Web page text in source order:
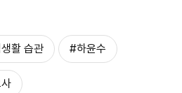
활 습관 #하윤수